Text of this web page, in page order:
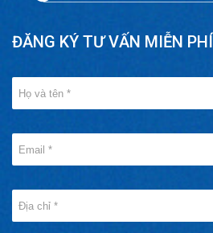
ĐĂNG KÝ TƯ VẤN MIỄN PHÍ